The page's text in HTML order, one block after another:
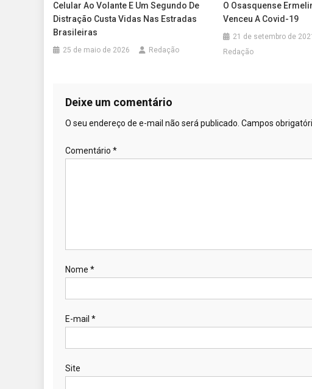
Celular Ao Volante E Um Segundo De
Distração Custa Vidas Nas Estradas
Brasileiras
25 de maio de 2026 Redação
O Osasquense
Venceu A Covid-19
21 de setembro de 2021
Redação
Deixe um comentário
O seu endereço de e-mail não será publicado. Campos
Comentário *
Nome *
E-mail *
Site